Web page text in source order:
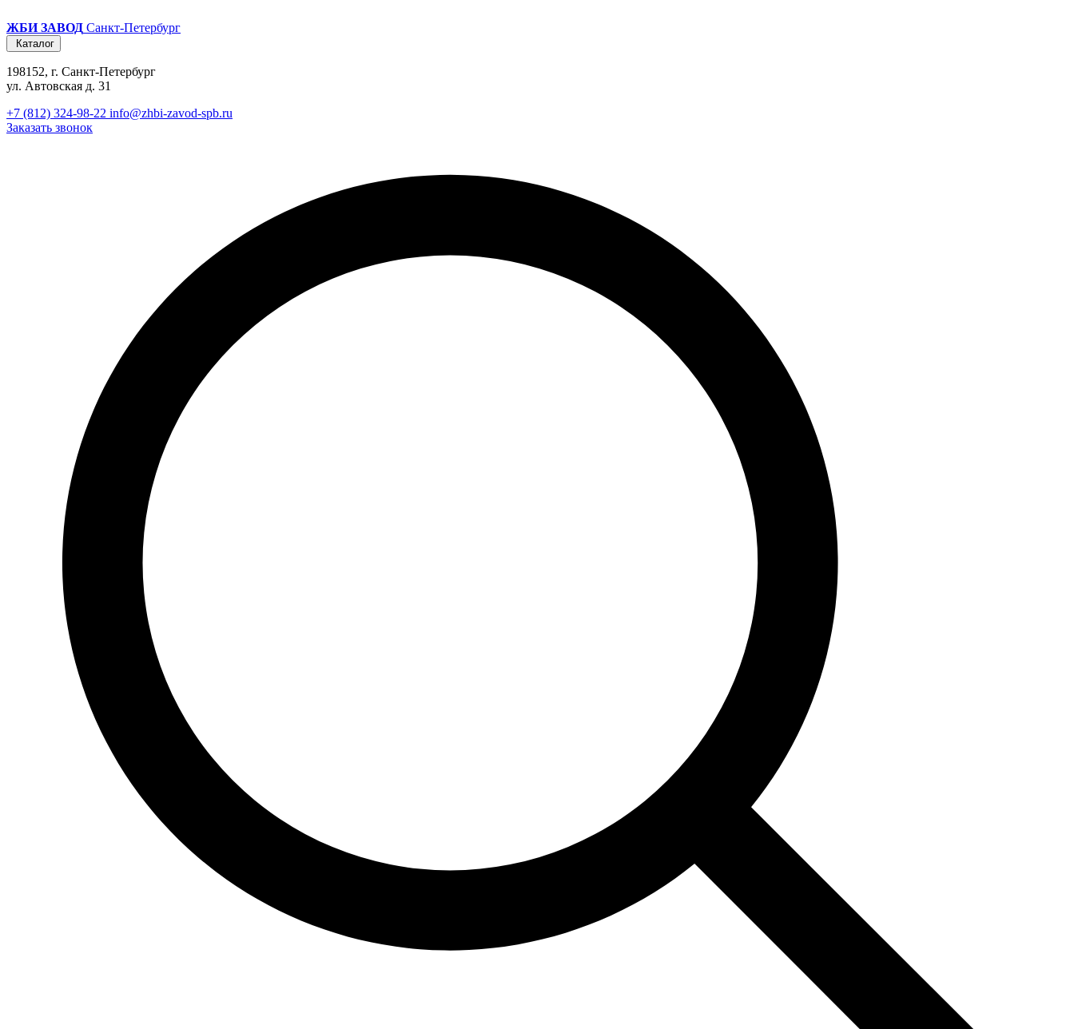
ЖБИ ЗАВОД Санкт-Петербург
Каталог
198152, г. Санкт-Петербург
ул. Автовская д. 31
+7 (812) 324-98-22 info@zhbi-zavod-spb.ru
Заказать звонок